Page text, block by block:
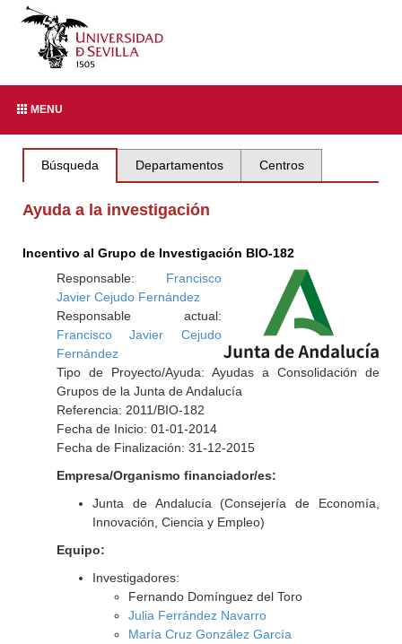
MENU
Búsqueda Departamentos Centros
Ayuda a la investigación
Incentivo al Grupo de Investigación BIO-182
Responsable: Francisco
Javier Cejudo Fernández
Responsable actual:
Francisco Javier Cejudo
Fernández
Tipo de Proyecto/Ayuda: Ayudas a Consolidación de
Grupos de la Junta de Andalucía
Referencia: 2011/BIO-182
Fecha de Inicio: 01-01-2014
Fecha de Finalización: 31-12-2015
Empresa/Organismo financiador/es:
Junta de Andalucía (Consejería de Economía,
Innovación, Ciencia y Empleo)
Equipo:
Investigadores:
Fernando Domínguez del Toro
Julia Ferrández Navarro
María Cruz González García